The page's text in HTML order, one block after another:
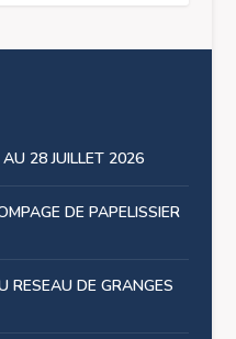
28 JUILLET 2026
DE PAPELISSIER
RESEAU DE GRANGES